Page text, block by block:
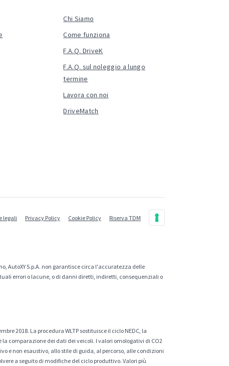
Chi Siamo
Come funziona
F.A.Q. DriveK
F.A.Q. sul noleggio a lungo
termine
Lavora con noi
DriveMatch
legali Privacy Policy Cookie Policy Riserva TDM
AutoXY S.p.A. non garantisce circa l'accuratezza delle
errori o lacune, o di danni diretti, indiretti, consequenziali o
2018. La procedura WLTP sostituisce il ciclo NEDC, la
comparazione dei dati dei veicoli. I valori omologativi di CO2
e non esaustivo, allo stile di guida, al percorso, alle condizioni
a seguito di modifiche del ciclo produttivo. Valori più